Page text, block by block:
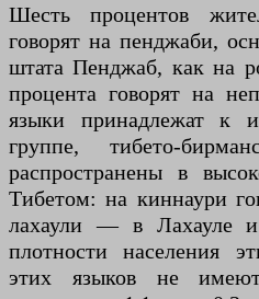
Шесть процентов
говорят на пенджаби,
штата Пенджаб, как на
процента говорят на
языки принадлежат к
группе, тибето-
распространены в
Тибетом: на киннаури
лахаули — в Лахауле
плотности населения
этих языков не